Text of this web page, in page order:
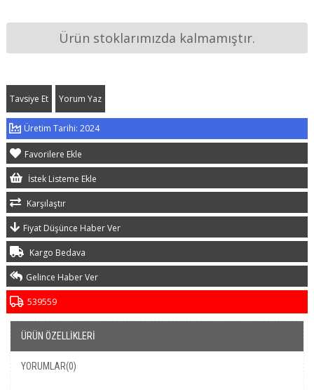
Ürün stoklarımızda kalmamıştır.
Tavsiye Et Yorum Yaz
2024
Favorilere Ekle
İstek Listeme Ekle
Karşılaştır
Fiyat Düşünce Haber Ver
Kargo Bedava
Gelince Haber Ver
539559
ÜRÜN ÖZELLIKLERI
YORUMLAR(0)